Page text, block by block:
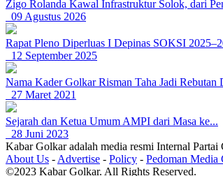
Zigo Rolanda Kawal Infrastruktur Solok, dari
09 Agustus 2026
Rapat Pleno Diperluas I Depinas SOKSI
12 September 2025
Nama Kader Golkar Risman Taha Jadi Rebutan
27 Maret 2021
Sejarah dan Ketua Umum AMPI dari Masa ke...
28 Juni 2023
Kabar Golkar adalah media resmi Internal
About Us - Advertise - Policy - Pedoman Media
©2023 Kabar Golkar. All Rights Reserved.